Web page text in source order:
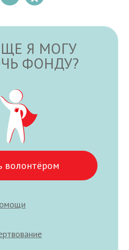
Я МОГУ
ФОНДУ?
волонтёром